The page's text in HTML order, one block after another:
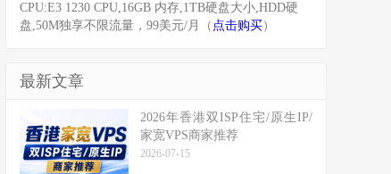
CPU:E3 1230 CPU,16GB 内存,1TB硬盘大小,HDD硬
盘,50M独享不限流量，99美元/月（ 点击购买）
最新文章
2026年香港双ISP住宅/原生IP/
家宽VPS商家推荐
2026-07-15